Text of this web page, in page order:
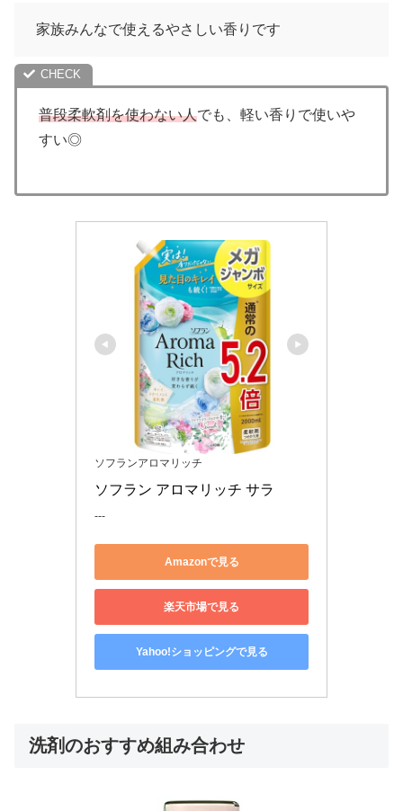
家族みんなで使えるやさしい香りです
普段柔軟剤を使わない人でも、軽い香りで使いや
すい◎
ソフランアロマリッチ
ソフラン アロマリッチ サラ
---
Amazonで見る
楽天市場で見る
Yahoo!ショッピングで見る
洗剤のおすすめ組み合わせ